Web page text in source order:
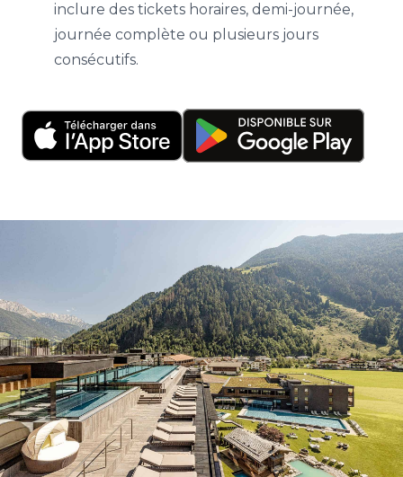
inclure des tickets horaires, demi-journée,
journée complète ou plusieurs jours
consécutifs.